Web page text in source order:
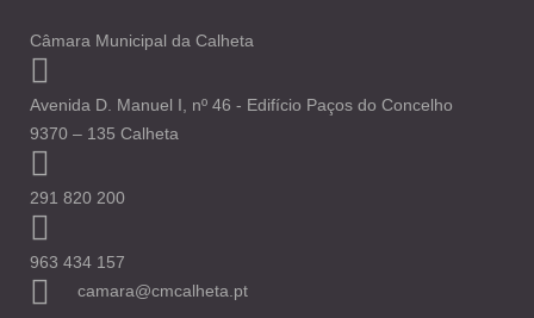
Câmara Municipal da Calheta
Avenida D. Manuel I, nº 46 - Edifício Paços do Concelho
9370 – 135 Calheta
291 820 200
963 434 157
camara@cmcalheta.pt